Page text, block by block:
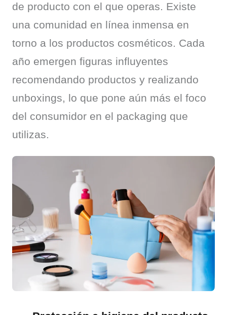
de producto con el que operas. Existe
una comunidad en línea inmensa en
torno a los productos cosméticos. Cada
año emergen figuras influyentes
recomendando productos y realizando
unboxings, lo que pone aún más el foco
del consumidor en el packaging que
utilizas.